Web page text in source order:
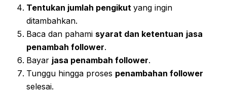
Tentukan jumlah pengikut yang ingin
ditambahkan.
Baca dan pahami syarat dan ketentuan jasa
penambah follower.
Bayar jasa penambah follower.
Tunggu hingga proses penambahan follower
selesai.